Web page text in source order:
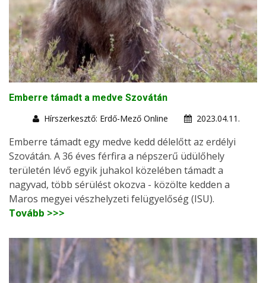
Emberre támadt a medve Szovátán
Hírszerkesztő: Erdő-Mező Online
2023.04.11.
Emberre támadt egy medve kedd délelőtt az erdélyi
Szovátán. A 36 éves férfira a népszerű üdülőhely
területén lévő egyik juhakol közelében támadt a
nagyvad, több sérülést okozva - közölte kedden a
Maros megyei vészhelyzeti felügyelőség (ISU).
Tovább >>>